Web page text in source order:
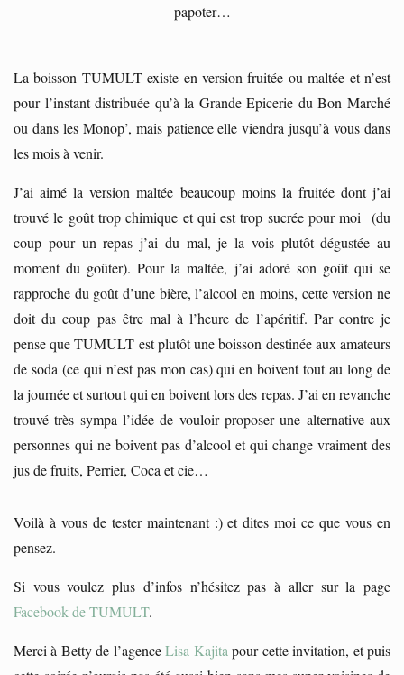
papoter…
La boisson TUMULT existe en version fruitée ou maltée et n’est
pour l’instant distribuée qu’à la Grande Epicerie du Bon Marché
ou dans les Monop’, mais patience elle viendra jusqu’à vous dans
les mois à venir.
J’ai aimé la version maltée beaucoup moins la fruitée dont j’ai
trouvé le goût trop chimique et qui est trop sucrée pour moi (du
coup pour un repas j’ai du mal, je la vois plutôt dégustée au
moment du goûter). Pour la maltée, j’ai adoré son goût qui se
rapproche du goût d’une bière, l’alcool en moins, cette version ne
doit du coup pas être mal à l’heure de l’apéritif. Par contre je
pense que TUMULT est plutôt une boisson destinée aux amateurs
de soda (ce qui n’est pas mon cas) qui en boivent tout au long de
la journée et surtout qui en boivent lors des repas. J’ai en revanche
trouvé très sympa l’idée de vouloir proposer une alternative aux
personnes qui ne boivent pas d’alcool et qui change vraiment des
jus de fruits, Perrier, Coca et cie…
Voilà à vous de tester maintenant :) et dites moi ce que vous en
pensez.
Si vous voulez plus d’infos n’hésitez pas à aller sur la page
Facebook de TUMULT.
Merci à Betty de l’agenceLisa Kajita pour cette invitation, et puis